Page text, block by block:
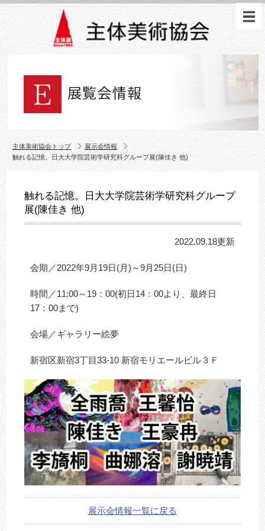
主体美術協会トップ
展示会情報
触れる記憶。日大大学院芸術学研究科グループ展(陳佳き 他)
触れる記憶。日大大学院芸術学研究科グループ
展(陳佳き 他)
2022.09.18更新
会期／2022年9月19日(月)～9月25日(日)
時間／11:00～19：00(初日14：00より、最終日
17：00まで)
会場／ギャラリー絵夢
新宿区新宿3丁目33-10 新宿モリエールビル３Ｆ
展示会情報一覧に戻る